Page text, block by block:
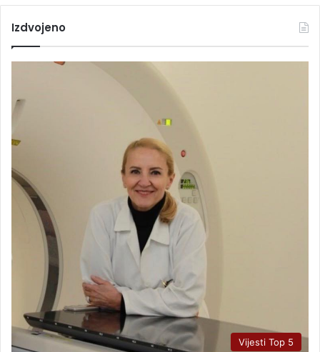
Izdvojeno
Vijesti Top 5